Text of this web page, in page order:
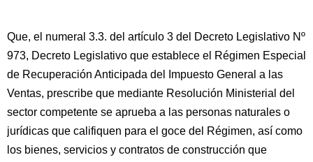
Que, el numeral 3.3. del artículo 3 del Decreto Legislativo Nº
973, Decreto Legislativo que establece el Régimen Especial
de Recuperación Anticipada del Impuesto General a las
Ventas, prescribe que mediante Resolución Ministerial del
sector competente se aprueba a las personas naturales o
jurídicas que califiquen para el goce del Régimen, así como
los bienes, servicios y contratos de construcción que